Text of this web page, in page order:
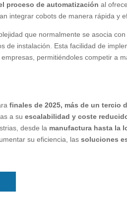
proceso de automatización al
integrar cobots de manera rápida y
que normalmente se asocia
de instalación. Esta facilidad de
permitiéndoles competir a
finales de 2025, más de un tercio
a su escalabilidad y coste
desde la manufactura hasta la
su eficiencia, lassoluciones